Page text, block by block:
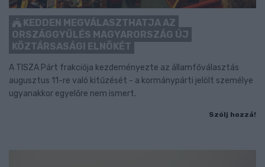
KEDDEN MEGVÁLASZTHATJA AZ
ORSZÁGGYŰLÉS MAGYARORSZÁG ÚJ
KÖZTÁRSASÁGI ELNÖKÉT
A TISZA Párt frakciója kezdeményezte az államfőválasztás
augusztus 11-re való kitűzését - a kormánypárti jelölt személye
ugyanakkor egyelőre nem ismert.
Szólj hozzá!